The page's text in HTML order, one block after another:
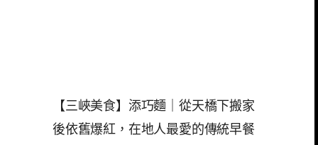
【三峽美食】添巧麵｜從天橋下搬家
後依舊爆紅，在地人最愛的傳統早餐